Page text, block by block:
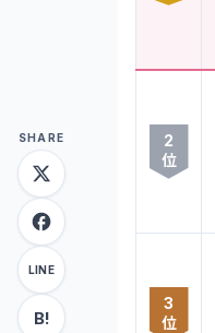
SHARE
LINE
B!
2
位
3
位